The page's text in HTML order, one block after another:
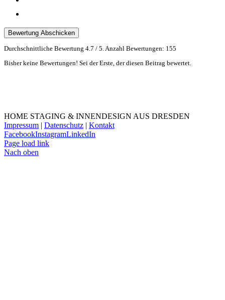
Bewertung Abschicken
Durchschnittliche Bewertung 4.7 / 5. Anzahl Bewertungen: 155
Bisher keine Bewertungen! Sei der Erste, der diesen Beitrag bewertet.
HOME STAGING & INNENDESIGN AUS DRESDEN
Impressum | Datenschutz | Kontakt
FacebookInstagramLinkedIn
Page load link
Nach oben